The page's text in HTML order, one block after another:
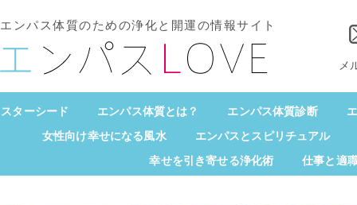
エンパス体質のための浄化と開運の情報サイト
メ
スターシード エンパス体質とは？ エンパス体質診断
女性向け幸せになる風水
エンパスとスピリチュアル
幸せを引き寄せる浄化術
仕事と適